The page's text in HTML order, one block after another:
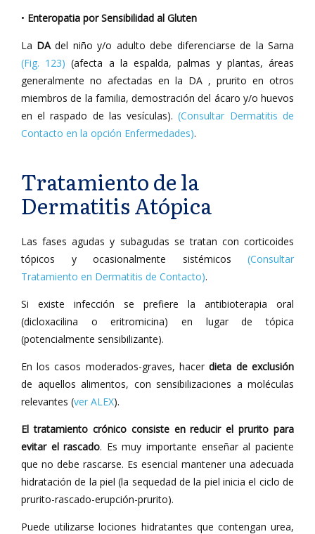
• Enteropatia por Sensibilidad al Gluten
La DAdel niño y/o adulto debe diferenciarse de la Sarna
(Fig. 123) (afecta a la espalda, palmas y plantas, áreas
generalmente no afectadas en la DA , prurito en otros
miembros de la familia, demostración del ácaro y/o huevos
en el raspado de las vesículas). (Consultar Dermatitis de
Contacto en la opción Enfermedades).
Tratamiento de la
Dermatitis Atópica
Las fases agudas y subagudas se tratan con corticoides
tópicos y ocasionalmente sistémicos (Consultar
Tratamiento en Dermatitis de Contacto).
Si existe infección se prefiere la antibioterapia oral
(dicloxacilina o eritromicina) en lugar de tópica
(potencialmente sensibilizante).
En los casos moderados-graves, hacer dieta de exclusión
de aquellos alimentos, con sensibilizaciones a moléculas
relevantes (ver ALEX).
El tratamiento crónico consiste en reducir el prurito para
evitar el rascado. Es muy importante enseñar al paciente
que no debe rascarse. Es esencial mantener una adecuada
hidratación de la piel (la sequedad de la piel inicia el ciclo de
prurito-rascado-erupción-prurito).
Puede utilizarse lociones hidratantes que contengan urea,